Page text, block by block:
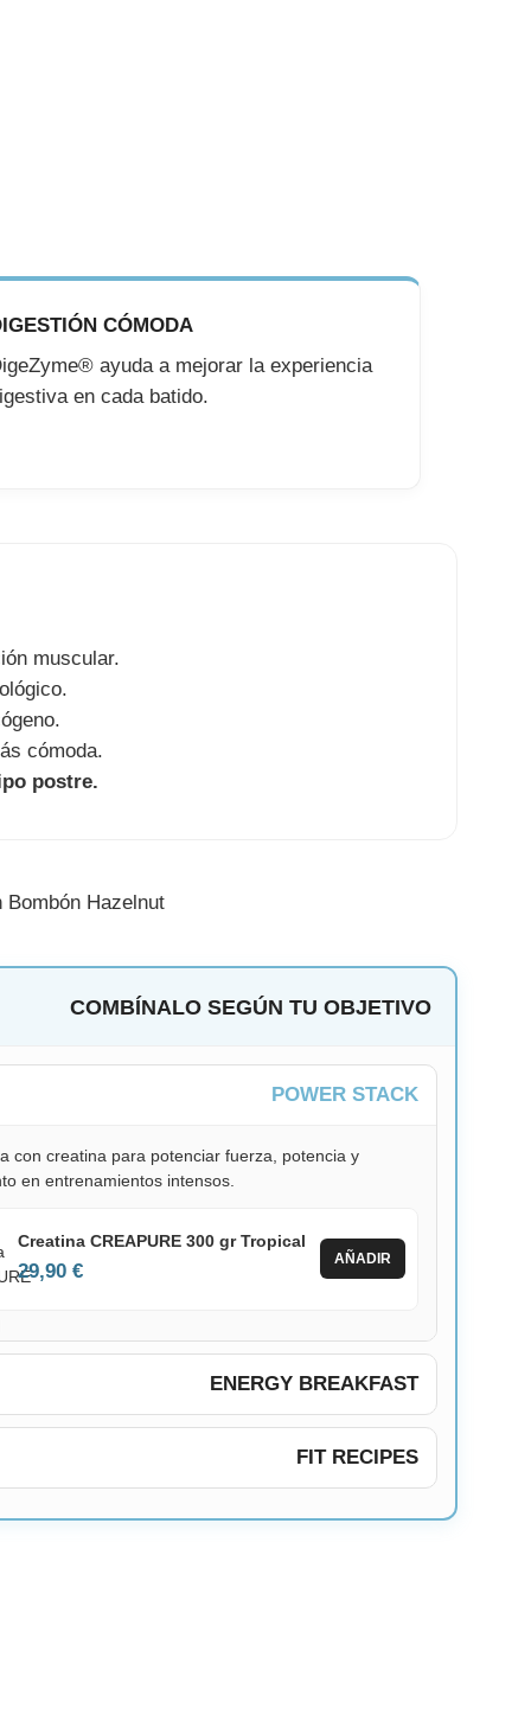
CÓMODA
ayuda a mejorar la experiencia
en cada batido.
muscular.
cómoda.
postre.
COMBÍNALO SEGÚN TU OBJETIVO
POWER STACK
con creatina para potenciar fuerza, potencia y
en entrenamientos intensos.
Creatina CREAPURE 300 gr Tropical
29,90 €
AÑADIR
ENERGY BREAKFAST
FIT RECIPES